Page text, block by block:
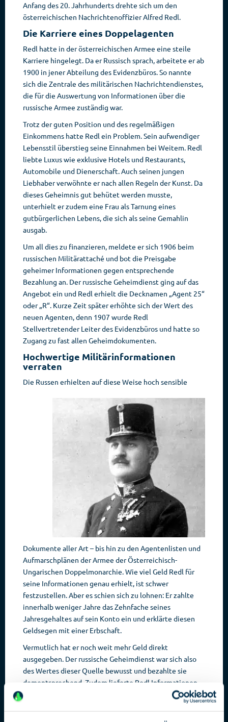
Anfang des 20. Jahrhunderts drehte sich um den
österreichischen Nachrichtenoffizier Alfred Redl.
Die Karriere eines Doppelagenten
Redl hatte in der österreichischen Armee eine steile
Karriere hingelegt. Da er Russisch sprach, arbeitete er ab
1900 in jener Abteilung des Evidenzbüros. So nannte
sich die Zentrale des militärischen Nachrichtendienstes,
die für die Auswertung von Informationen über die
russische Armee zuständig war.
Trotz der guten Position und des regelmäßigen
Einkommens hatte Redl ein Problem. Sein aufwendiger
Lebensstil überstieg seine Einnahmen bei Weitem. Redl
liebte Luxus wie exklusive Hotels und Restaurants,
Automobile und Dienerschaft. Auch seinen jungen
Liebhaber verwöhnte er nach allen Regeln der Kunst. Da
dieses Geheimnis gut behütet werden musste,
unterhielt er zudem eine Frau als Tarnung eines
gutbürgerlichen Lebens, die sich als seine Gemahlin
ausgab.
Um all dies zu finanzieren, meldete er sich 1906 beim
russischen Militärattaché und bot die Preisgabe
geheimer Informationen gegen entsprechende
Bezahlung an. Der russische Geheimdienst ging auf das
Angebot ein und Redl erhielt die Decknamen „Agent 25“
oder „R“. Kurze Zeit später erhöhte sich der Wert des
neuen Agenten, denn 1907 wurde Redl
Stellvertretender Leiter des Evidenzbüros und hatte so
Zugang zu fast allen Geheimdokumenten.
Hochwertige Militärinformationen
verraten
Die Russen erhielten auf diese Weise hoch sensible
Dokumente aller Art – bis hin zu den Agentenlisten und
Aufmarschplänen der Armee der Österreichisch-
Ungarischen Doppelmonarchie. Wie viel Geld Redl für
seine Informationen genau erhielt, ist schwer
festzustellen. Aber es schien sich zu lohnen: Er zahlte
innerhalb weniger Jahre das Zehnfache seines
Jahresgehaltes auf sein Konto ein und erklärte diesen
Geldsegen mit einer Erbschaft.
Vermutlich hat er noch weit mehr Geld direkt
ausgegeben. Der russische Geheimdienst war sich also
des Wertes dieser Quelle bewusst und bezahlte sie
dementsprechend. Zudem lieferte Redl Informationen
an den italienischen und den französischen
Geheimdienst. Auch als Redl 1912 zum Generalstabschef